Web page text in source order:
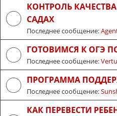
КОНТРОЛЬ
САДАХ
Последнее сообщение:
ГОТОВИМСЯ К ОГЭ
Последнее сообщение:Vertu
ПРОГРАММА
Последнее сообщение:
КАК ПЕРЕВЕСТИ